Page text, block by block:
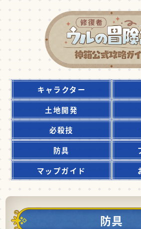
キャラクター
土地開発
必殺技
防具
マップガイド
防具